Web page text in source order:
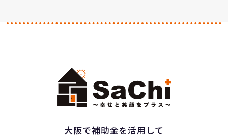
大阪で補助金を活用して